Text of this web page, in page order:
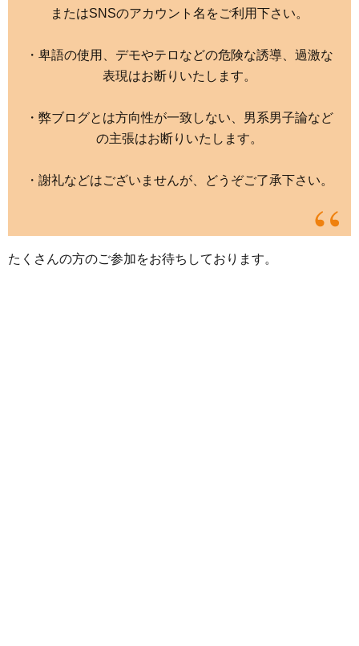
またはSNSのアカウント名をご利用下さい。
・卑語の使用、デモやテロなどの危険な誘導、過激な
表現はお断りいたします。
・弊ブログとは方向性が一致しない、男系男子論など
の主張はお断りいたします。
・謝礼などはございませんが、どうぞご了承下さい。
たくさんの方のご参加をお待ちしております。